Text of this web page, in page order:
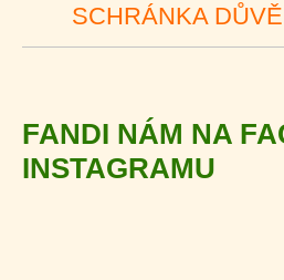
SCHRÁNKA
FANDI NÁM NA
INSTAGRAMU